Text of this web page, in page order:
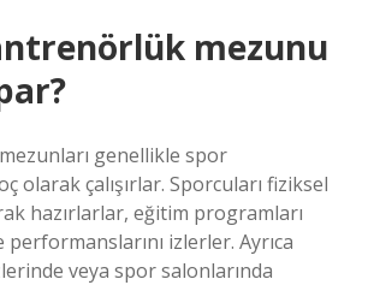
mezunu
genellikle spor
olarak çalışırlar. Sporcuları fiziksel
hazırlarlar, eğitim programları
izlerler. Ayrıca
veya spor salonlarında